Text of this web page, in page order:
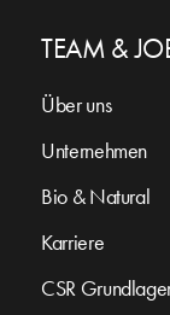
TEAM &
Über uns
Unternehmen
Bio & Natural
Karriere
CSR